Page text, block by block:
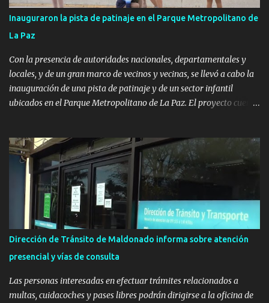
Inauguraron la pista de patinaje en el Parque Metropolitano de
La Paz
Con la presencia de autoridades nacionales, departamentales y
locales, y de un gran marco de vecinos y vecinas, se llevó a cabo la
inauguración de una pista de patinaje y de un sector infantil
ubicados en el Parque Metropolitano de La Paz. El proyecto cuenta
Pública de OPP, así como aportes del Gobierno de Canelones y del
Ministerio de Transporte y Obras Públicas. La nueva
infraestructura deportiva consiste en una plataforma de 35 m por
20 m con banco de hormigón sobre sus laterales. Su destino será
polifuncional, permitiendo la práctica de patín, hockey, gimnasia y
la realización de eventos culturales. Próximo a la pista, se
instalaron juegos infantiles y equipamiento urbano (bancos de
nuevos pavimentos e iluminación. La totalidad de estas obras
implicaron una inversión estimada ...
Dirección de Tránsito de Maldonado informa sobre atención
presencial y vías de consulta
Las personas interesadas en efectuar trámites relacionados a
multas, cuidacoches y pases libres podrán dirigirse a la oficina de